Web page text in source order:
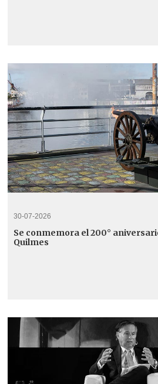
30-07-2026
Se conmemora el 200°
Quilmes